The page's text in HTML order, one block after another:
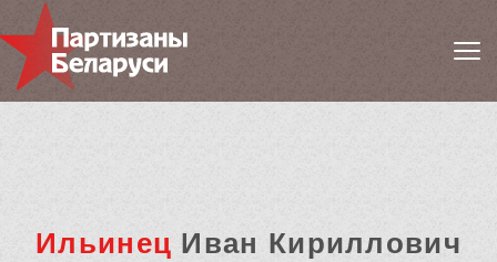
Ильинец Иван Кириллович